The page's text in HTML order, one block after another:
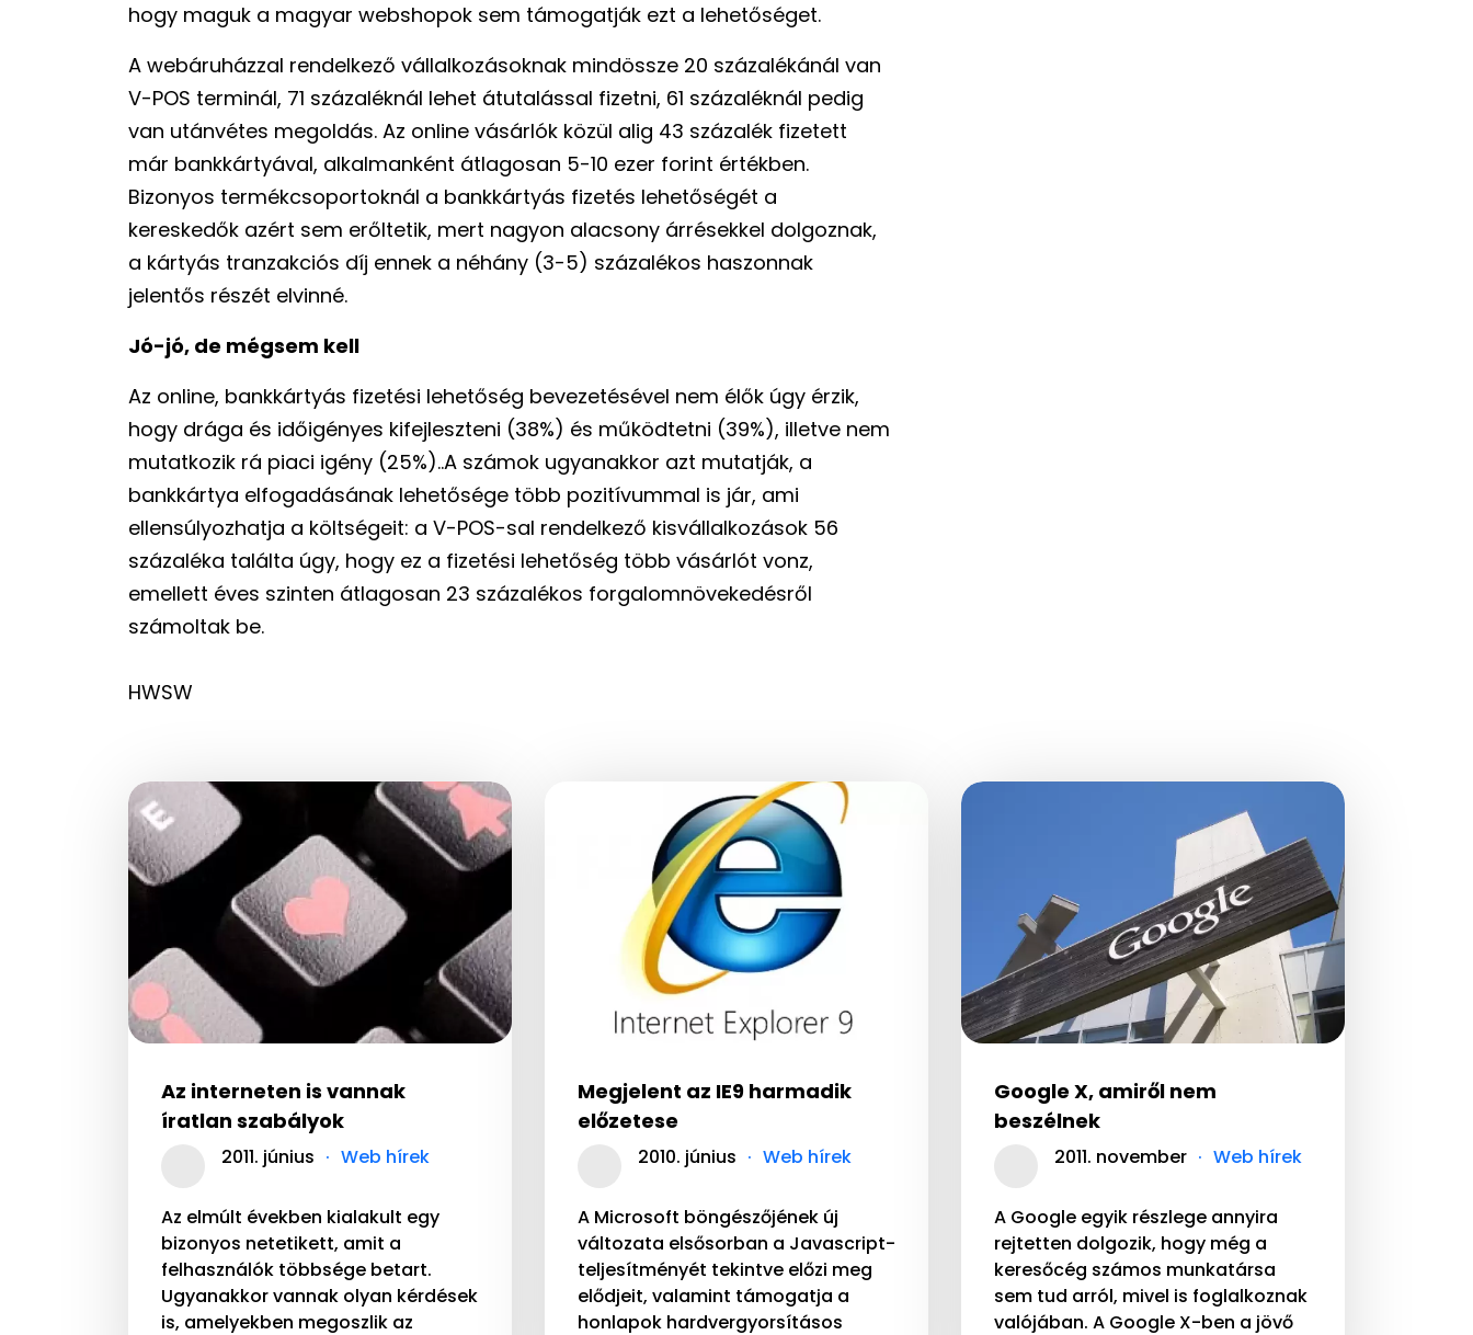
hogy maguk a magyar webshopok sem támogatják ezt a lehetőséget.
A webáruházzal rendelkező vállalkozásoknak mindössze 20 százalékánál van
V-POS terminál, 71 százaléknál lehet átutalással fizetni, 61 százaléknál pedig
van utánvétes megoldás. Az online vásárlók közül alig 43 százalék fizetett
már bankkártyával, alkalmanként átlagosan 5-10 ezer forint értékben.
Bizonyos termékcsoportoknál a bankkártyás fizetés lehetőségét a
kereskedők azért sem erőltetik, mert nagyon alacsony árrésekkel dolgoznak,
a kártyás tranzakciós díj ennek a néhány (3-5) százalékos haszonnak
jelentős részét elvinné.
Jó-jó, de mégsem kell
Az online, bankkártyás fizetési lehetőség bevezetésével nem élők úgy érzik,
hogy drága és időigényes kifejleszteni (38%) és működtetni (39%), illetve nem
mutatkozik rá piaci igény (25%)..A számok ugyanakkor azt mutatják, a
bankkártya elfogadásának lehetősége több pozitívummal is jár, ami
ellensúlyozhatja a költségeit: a V-POS-sal rendelkező kisvállalkozások 56
százaléka találta úgy, hogy ez a fizetési lehetőség több vásárlót vonz,
emellett éves szinten átlagosan 23 százalékos forgalomnövekedésről
számoltak be.
HWSW
Az interneten is vannak
íratlan szabályok
2011. június Web hírek
Az elmúlt években kialakult egy
bizonyos netetikett, amit a
felhasználók többsége betart.
Ugyanakkor vannak olyan kérdések
is, amelyekben megoszlik az
Megjelent az IE9 harmadik
előzetese
2010. június Web hírek
A Microsoft böngészőjének új
változata elsősorban a Javascript-
teljesítményét tekintve előzi meg
elődjeit, valamint támogatja a
honlapok hardvergyorsításos
Google X, amiről nem
beszélnek
2011. november Web hírek
A Google egyik részlege annyira
rejtetten dolgozik, hogy még a
keresőcég számos munkatársa
sem tud arról, mivel is foglalkoznak
valójában. A Google X-ben a jövő